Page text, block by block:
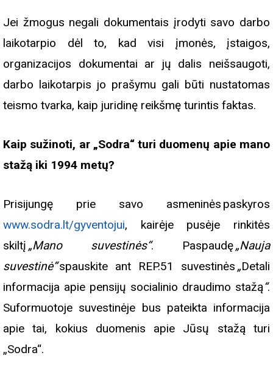
Jei žmogus negali dokumentais įrodyti savo darbo
laikotarpio dėl to, kad visi įmonės, įstaigos,
organizacijos dokumentai ar jų dalis neišsaugoti,
darbo laikotarpis jo prašymu gali būti nustatomas
teismo tvarka, kaip juridinę reikšmę turintis faktas.
Kaip sužinoti, ar „Sodra“ turi duomenų apie mano
stažą iki 1994 metų?
Prisijungę prie savo asmeninės paskyros
www.sodra.lt/gyventojui, kairėje pusėje rinkitės
skiltį „Mano suvestinės“. Paspaudę„Nauja
suvestinė“spauskite ant REP.51 suvestinės „Detali
informacija apie pensijų socialinio draudimo stažą“.
Suformuotoje suvestinėje bus pateikta informacija
apie tai, kokius duomenis apie Jūsų stažą turi
„Sodra“.